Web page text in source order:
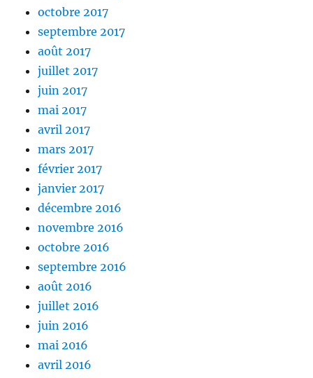
octobre 2017
septembre 2017
août 2017
juillet 2017
juin 2017
mai 2017
avril 2017
mars 2017
février 2017
janvier 2017
décembre 2016
novembre 2016
octobre 2016
septembre 2016
août 2016
juillet 2016
juin 2016
mai 2016
avril 2016